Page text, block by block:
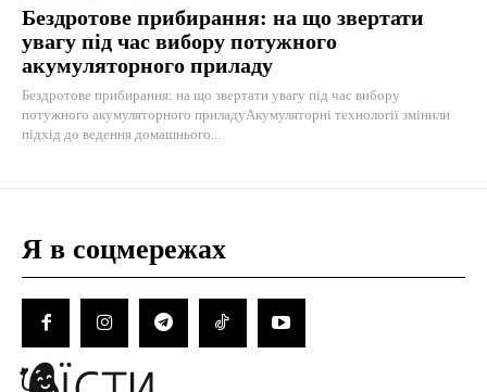
Бездротове прибирання: на що звертати
увагу під час вибору потужного
акумуляторного приладу
Бездротове прибирання: на що звертати увагу під час вибору
потужного акумуляторного приладуАкумуляторні технології змінили
підхід до ведення домашнього...
Я в соцмережах